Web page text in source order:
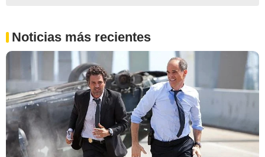
Noticias más recientes